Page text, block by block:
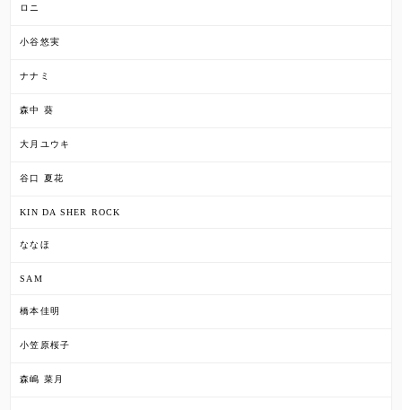
ロニ
小谷悠実
ナナミ
森中 葵
大月ユウキ
谷口 夏花
KIN DA SHER ROCK
ななほ
SAM
橋本佳明
小笠原桜子
森嶋 菜月